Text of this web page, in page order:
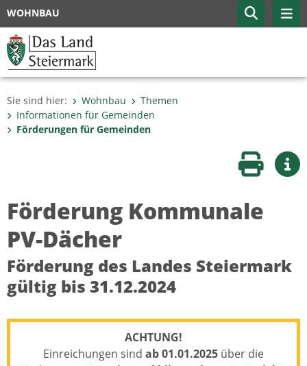
WOHNBAU
Sie sind hier: Wohnbau
Themen
Informationen für Gemeinden
Förderungen für Gemeinden
Seite
Förderung Kommunale
PV-Dächer
Förderung des Landes Steiermark
gültig bis 31.12.2024
ACHTUNG!
Einreichungen sind ab 01.01.2025 über die